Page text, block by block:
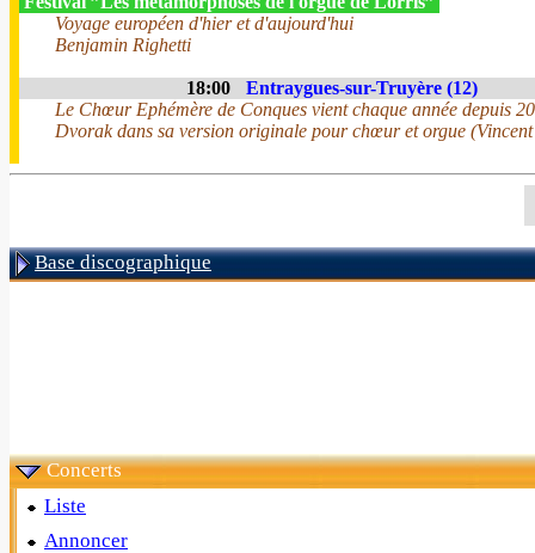
Voyage européen d'hier et d'aujourd'hui
Benjamin Righetti
18:00
Entraygues-sur-Truyère (12)
Le Chœur Ephémère de Conques vient chaque année depuis
Dvorak dans sa version originale pour chœur et orgue
Base discographique
Concerts
Liste
Annoncer